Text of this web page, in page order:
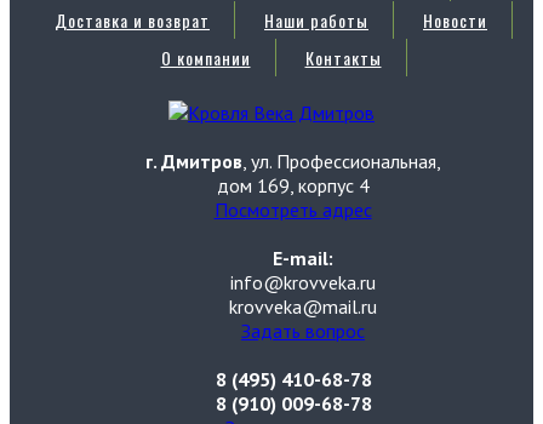
Доставка и возврат
Наши работы
Новости
О компании
Контакты
г. Дмитров , ул. Профессиональная,
дом 169, корпус 4
Посмотреть адрес
E-mail:
info@krovveka.ru
krovveka@mail.ru
Задать вопрос
8 (495) 410-68-78
8 (910) 009-68-78